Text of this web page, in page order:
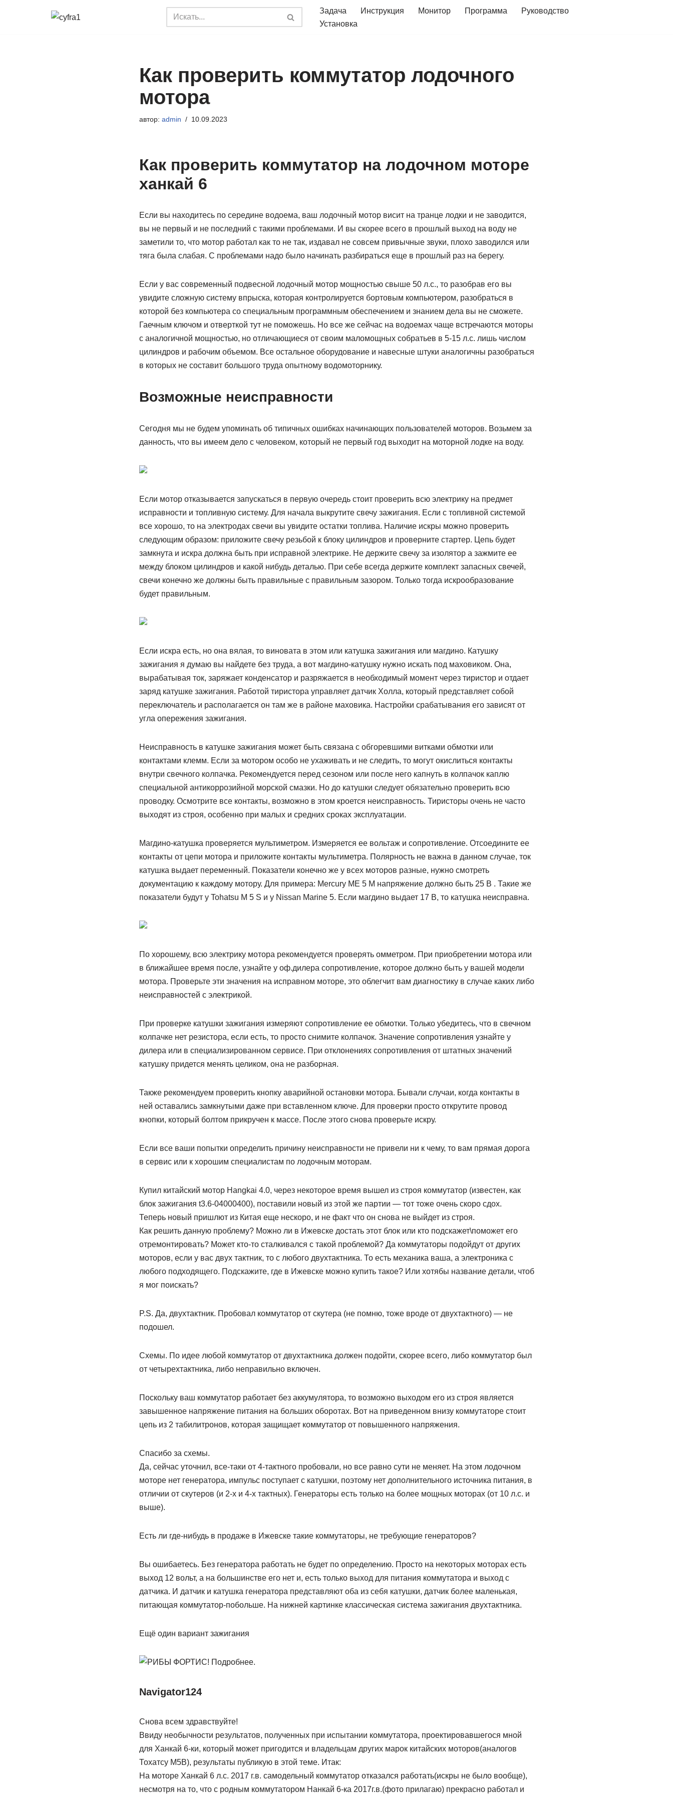
Задача Инструкция Монитор Программа
Руководство
Установка
Как проверить коммутатор лодочного
мотора
автор: admin 10.09.2023
Как проверить коммутатор на лодочном моторе
ханкай 6
Если вы находитесь по середине водоема, ваш лодочный мотор висит на транце лодки и не заводится,
вы не первый и не последний с такими проблемами. И вы скорее всего в прошлый выход на воду не
заметили то, что мотор работал как то не так, издавал не совсем привычные звуки, плохо заводился или
тяга была слабая. С проблемами надо было начинать разбираться еще в прошлый раз на берегу.
Если у вас современный подвесной лодочный мотор мощностью свыше 50 л.с., то разобрав его вы
увидите сложную систему впрыска, которая контролируется бортовым компьютером, разобраться в
которой без компьютера со специальным программным обеспечением и знанием дела вы не сможете.
Гаечным ключом и отверткой тут не поможешь. Но все же сейчас на водоемах чаще встречаются моторы
с аналогичной мощностью, но отличающиеся от своим маломощных собратьев в 5-15 л.с. лишь числом
цилиндров и рабочим объемом. Все остальное оборудование и навесные штуки аналогичны разобраться
в которых не составит большого труда опытному водомоторнику.
Возможные неисправности
Сегодня мы не будем упоминать об типичных ошибках начинающих пользователей моторов. Возьмем за
данность, что вы имеем дело с человеком, который не первый год выходит на моторной лодке на воду.
Если мотор отказывается запускаться в первую очередь стоит проверить всю электрику на предмет
исправности и топливную систему. Для начала выкрутите свечу зажигания. Если с топливной системой
все хорошо, то на электродах свечи вы увидите остатки топлива. Наличие искры можно проверить
следующим образом: приложите свечу резьбой к блоку цилиндров и проверните стартер. Цепь будет
замкнута и искра должна быть при исправной электрике. Не держите свечу за изолятор а зажмите ее
между блоком цилиндров и какой нибудь деталью. При себе всегда держите комплект запасных свечей,
свечи конечно же должны быть правильные с правильным зазором. Только тогда искрообразование
будет правильным.
Если искра есть, но она вялая, то виновата в этом или катушка зажигания или магдино. Катушку
зажигания я думаю вы найдете без труда, а вот магдино-катушку нужно искать под маховиком. Она,
вырабатывая ток, заряжает конденсатор и разряжается в необходимый момент через тиристор и отдает
заряд катушке зажигания. Работой тиристора управляет датчик Холла, который представляет собой
переключатель и располагается он там же в районе маховика. Настройки срабатывания его зависят от
угла опережения зажигания.
Неисправность в катушке зажигания может быть связана с обгоревшими витками обмотки или
контактами клемм. Если за мотором особо не ухаживать и не следить, то могут окислиться контакты
внутри свечного колпачка. Рекомендуется перед сезоном или после него капнуть в колпачок каплю
специальной антикоррозийной морской смазки. Но до катушки следует обязательно проверить всю
проводку. Осмотрите все контакты, возможно в этом кроется неисправность. Тиристоры очень не часто
выходят из строя, особенно при малых и средних сроках эксплуатации.
Магдино-катушка проверяется мультиметром. Измеряется ее вольтаж и сопротивление. Отсоедините ее
контакты от цепи мотора и приложите контакты мультиметра. Полярность не важна в данном случае, ток
катушка выдает переменный. Показатели конечно же у всех моторов разные, нужно смотреть
документацию к каждому мотору. Для примера: Mercury ME 5 M напряжение должно быть 25 В . Такие же
показатели будут у Tohatsu M 5 S и у Nissan Marine 5. Если магдино выдает 17 В, то катушка неисправна.
По хорошему, всю электрику мотора рекомендуется проверять омметром. При приобретении мотора или
в ближайшее время после, узнайте у оф.дилера сопротивление, которое должно быть у вашей модели
мотора. Проверьте эти значения на исправном моторе, это облегчит вам диагностику в случае каких либо
неисправностей с электрикой.
При проверке катушки зажигания измеряют сопротивление ее обмотки. Только убедитесь, что в свечном
колпачке нет резистора, если есть, то просто снимите колпачок. Значение сопротивления узнайте у
дилера или в специализированном сервисе. При отклонениях сопротивления от штатных значений
катушку придется менять целиком, она не разборная.
Также рекомендуем проверить кнопку аварийной остановки мотора. Бывали случаи, когда контакты в
ней оставались замкнутыми даже при вставленном ключе. Для проверки просто открутите провод
кнопки, который болтом прикручен к массе. После этого снова проверьте искру.
Если все ваши попытки определить причину неисправности не привели ни к чему, то вам прямая дорога
в сервис или к хорошим специалистам по лодочным моторам.
Купил китайский мотор Hangkai 4.0, через некоторое время вышел из строя коммутатор (известен, как
блок зажигания t3.6-04000400), поставили новый из этой же партии — тот тоже очень скоро сдох.
Теперь новый пришлют из Китая еще нескоро, и не факт что он снова не выйдет из строя.
Как решить данную проблему? Можно ли в Ижевске достать этот блок или кто подскажет\поможет его
отремонтировать? Может кто-то сталкивался с такой проблемой? Да коммутаторы подойдут от других
моторов, если у вас двух тактник, то с любого двухтактника. То есть механика ваша, а электроника с
любого подходящего. Подскажите, где в Ижевске можно купить такое? Или хотябы название детали, чтоб
я мог поискать?
P.S. Да, двухтактник. Пробовал коммутатор от скутера (не помню, тоже вроде от двухтактного) — не
подошел.
Схемы. По идее любой коммутатор от двухтактника должен подойти, скорее всего, либо коммутатор был
от четырехтактника, либо неправильно включен.
Поскольку ваш коммутатор работает без аккумулятора, то возможно выходом его из строя является
завышенное напряжение питания на больших оборотах. Вот на приведенном внизу коммутаторе стоит
цепь из 2 табилитронов, которая защищает коммутатор от повышенного напряжения.
Спасибо за схемы.
Да, сейчас уточнил, все-таки от 4-тактного пробовали, но все равно сути не меняет. На этом лодочном
моторе нет генератора, импульс поступает с катушки, поэтому нет дополнительного источника питания, в
отличии от скутеров (и 2-х и 4-х тактных). Генераторы есть только на более мощных моторах (от 10 л.с. и
выше).
Есть ли где-нибудь в продаже в Ижевске такие коммутаторы, не требующие генераторов?
Вы ошибаетесь. Без генератора работать не будет по определению. Просто на некоторых моторах есть
выход 12 вольт, а на большинстве его нет и, есть только выход для питания коммутатора и выход с
датчика. И датчик и катушка генератора представляют оба из себя катушки, датчик более маленькая,
питающая коммутатор-побольше. На нижней картинке классическая система зажигания двухтактника.
Ещё один вариант зажигания
Navigator124
Снова всем здравствуйте!
Ввиду необычности результатов, полученных при испытании коммутатора, проектировавшегося мной
для Ханкай 6-ки, который может пригодится и владельцам других марок китайских моторов(аналогов
Тохатсу M5B), результаты публикую в этой теме. Итак:
На моторе Ханкай 6 л.с. 2017 г.в. самодельный коммутатор отказался работать(искры не было вообще),
несмотря на то, что с родным коммутатором Нанкай 6-ка 2017г.в.(фото прилагаю) прекрасно работал и